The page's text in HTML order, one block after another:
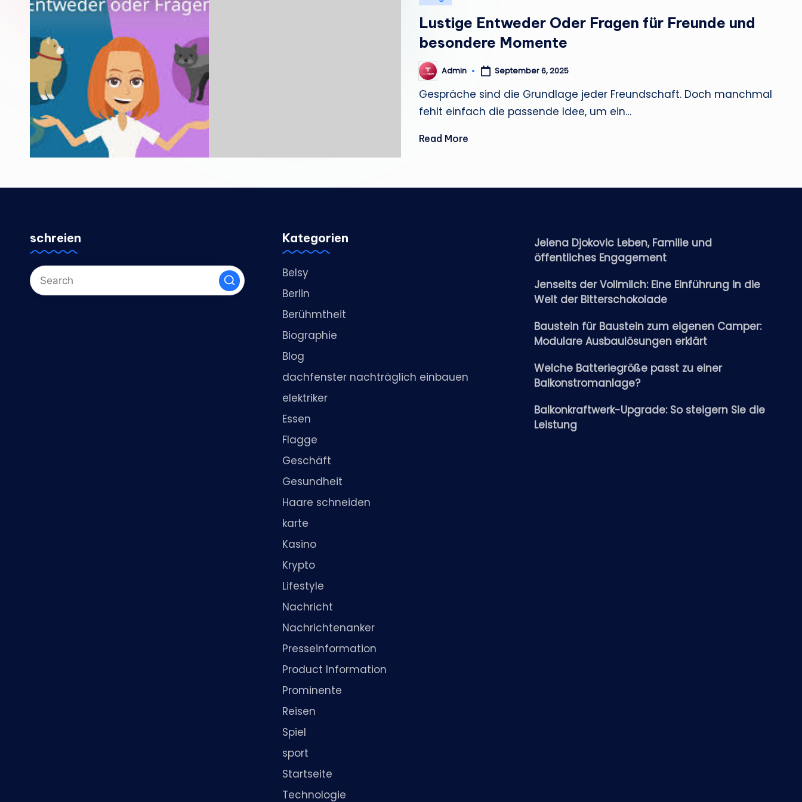
Lustige Entweder Oder Fragen für Freunde und
besondere Momente
Posted
by
Admin September 6, 2025
Gespräche sind die Grundlage jeder Freundschaft. Doch manchmal
fehlt einfach die passende Idee, um ein…
Read More
schreien Kategorien
Belsy
Berlin
Berühmtheit
Biographie
Blog
dachfenster nachträglich einbauen
elektriker
Essen
Flagge
Geschäft
Gesundheit
Haare schneiden
karte
Kasino
Krypto
Lifestyle
Nachricht
Nachrichtenanker
Presseinformation
Product Information
Prominente
Reisen
Spiel
sport
Startseite
Technologie
Jelena Djokovic Leben, Familie und
öffentliches Engagement
Jenseits der Vollmilch: Eine Einführung in die
Welt der Bitterschokolade
Baustein für Baustein zum eigenen Camper:
Modulare Ausbaulösungen erklärt
Welche Batteriegröße passt zu einer
Balkonstromanlage?
Balkonkraftwerk-Upgrade: So steigern Sie die
Leistung